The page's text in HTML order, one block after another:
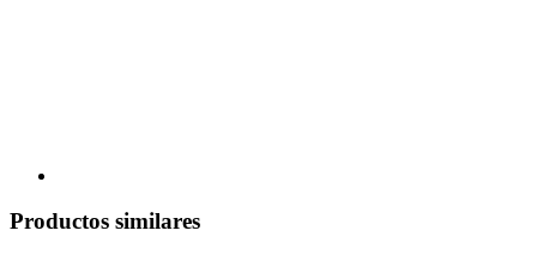
Productos similares